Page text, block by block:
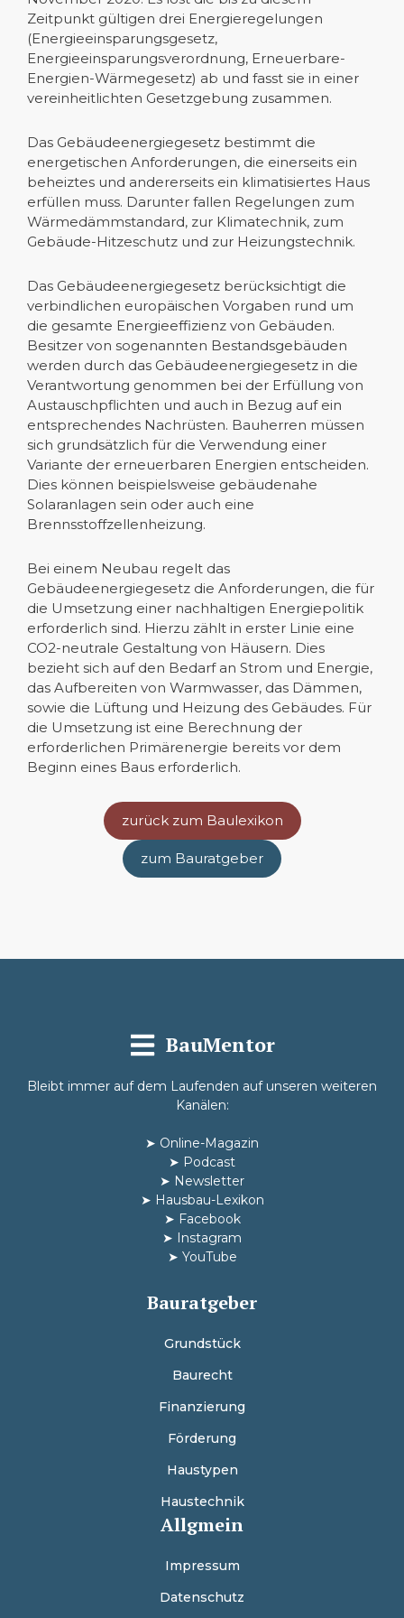
Zeitpunkt gültigen drei Energieregelungen
(Energieeinsparungsgesetz,
Energieeinsparungsverordnung, Erneuerbare-
Energien-Wärmegesetz) ab und fasst sie in einer
vereinheitlichten Gesetzgebung zusammen.
Das Gebäudeenergiegesetz bestimmt die
energetischen Anforderungen, die einerseits ein
beheiztes und andererseits ein klimatisiertes Haus
erfüllen muss. Darunter fallen Regelungen zum
Wärmedämmstandard, zur Klimatechnik, zum
Gebäude-Hitzeschutz und zur Heizungstechnik.
Das Gebäudeenergiegesetz berücksichtigt die
verbindlichen europäischen Vorgaben rund um
die gesamte Energieeffizienz von Gebäuden.
Besitzer von sogenannten Bestandsgebäuden
werden durch das Gebäudeenergiegesetz in die
Verantwortung genommen bei der Erfüllung von
Austauschpflichten und auch in Bezug auf ein
entsprechendes Nachrüsten. Bauherren müssen
sich grundsätzlich für die Verwendung einer
Variante der erneuerbaren Energien entscheiden.
Dies können beispielsweise gebäudenahe
Solaranlagen sein oder auch eine
Brennsstoffzellenheizung.
Bei einem Neubau regelt das
Gebäudeenergiegesetz die Anforderungen, die für
die Umsetzung einer nachhaltigen Energiepolitik
erforderlich sind. Hierzu zählt in erster Linie eine
CO2-neutrale Gestaltung von Häusern. Dies
bezieht sich auf den Bedarf an Strom und Energie,
das Aufbereiten von Warmwasser, das Dämmen,
sowie die Lüftung und Heizung des Gebäudes. Für
die Umsetzung ist eine Berechnung der
erforderlichen Primärenergie bereits vor dem
Beginn eines Baus erforderlich.
zurück zum Baulexikon
zum Bauratgeber
BauMentor
Bleibt immer auf dem Laufenden auf unseren weiteren
Kanälen:
➤ Online-Magazin
➤ Podcast
➤ Newsletter
➤ Hausbau-Lexikon
➤ Facebook
➤ Instagram
➤ YouTube
Bauratgeber
Grundstück
Baurecht
Finanzierung
Förderung
Haustypen
Haustechnik
Allgmein
Impressum
Datenschutz